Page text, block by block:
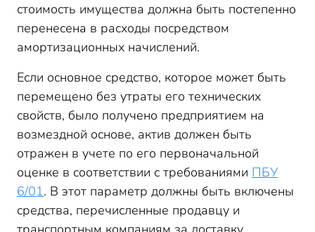
стоимость имущества должна быть постепенно
перенесена в расходы посредством
амортизационных начислений.
Если основное средство, которое может быть
перемещено без утраты его технических
свойств, было получено предприятием на
возмездной основе, актив должен быть
отражен в учете по его первоначальной
оценке в соответствии с требованиями ПБУ
6/01. В этот параметр должны быть включены
средства, перечисленные продавцу и